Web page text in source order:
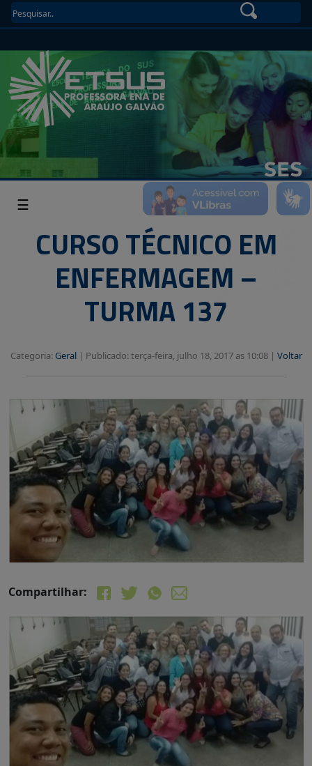
☰
CURSO TÉCNICO EM
ENFERMAGEM –
TURMA 137
Categoria: Geral| Publicado: terça-feira, julho 18, 2017 as 10:08 | Voltar
Compartilhar: